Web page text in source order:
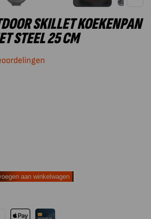
SKILLET KOEKENPAN
STEEL 25 CM
aan winkelwagen